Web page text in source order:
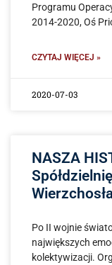
Programu
2014-2020, Oś
CZYTAJ WIĘCEJ »
2020-07-03
NASZA
Po II wojnie
największych
kolektywizacji.